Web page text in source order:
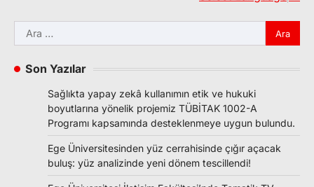
Arama:
Son Yazılar
Sağlıkta yapay zekâ kullanımın etik ve hukuki
boyutlarına yönelik projemiz TÜBİTAK 1002-A
Programı kapsamında desteklenmeye uygun bulundu.
Ege Üniversitesinden yüz cerrahisinde çığır açacak
buluş: yüz analizinde yeni dönem tescillendi!